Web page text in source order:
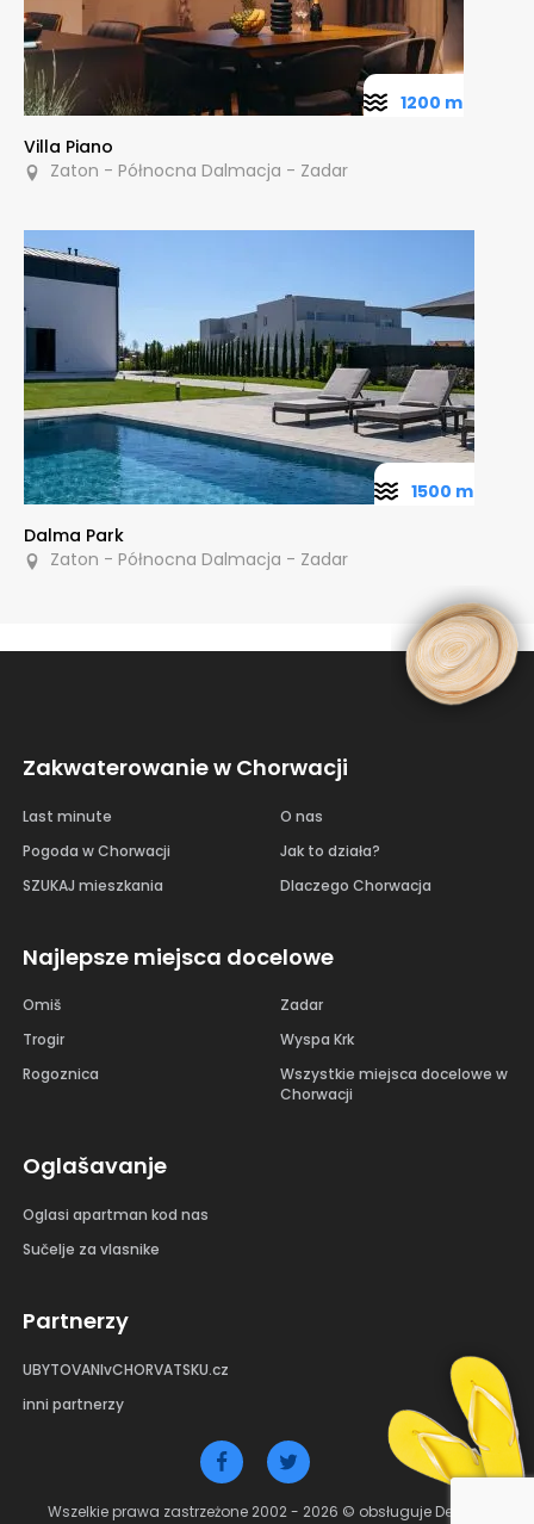
Villa Piano
Zaton - Północna Dalmacja - Zadar
1200 m
Dalma Park
Zaton - Północna Dalmacja - Zadar
1500 m
Zakwaterowanie w Chorwacji
Last minute
Pogoda w Chorwacji
SZUKAJ mieszkania
O nas
Jak to działa?
Dlaczego Chorwacja
Najlepsze miejsca docelowe
Omiš
Trogir
Rogoznica
Zadar
Wyspa Krk
Wszystkie miejsca docelowe w
Chorwacji
Oglašavanje
Oglasi apartman kod nas
Sučelje za vlasnike
Partnerzy
UBYTOVANIvCHORVATSKU.cz
inni partnerzy
Wszelkie prawa zastrzeżone 2002 - 2026 © obsługuje Debant